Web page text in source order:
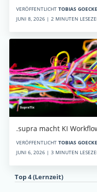
VERÖFFENTLICHT TOBIAS
JUNI 8, 2026 | 2 MINUTEN
.supra macht KI
VERÖFFENTLICHT TOBIAS
JUNI 6, 2026 | 3 MINUTEN
Top 4 (Lernzeit)